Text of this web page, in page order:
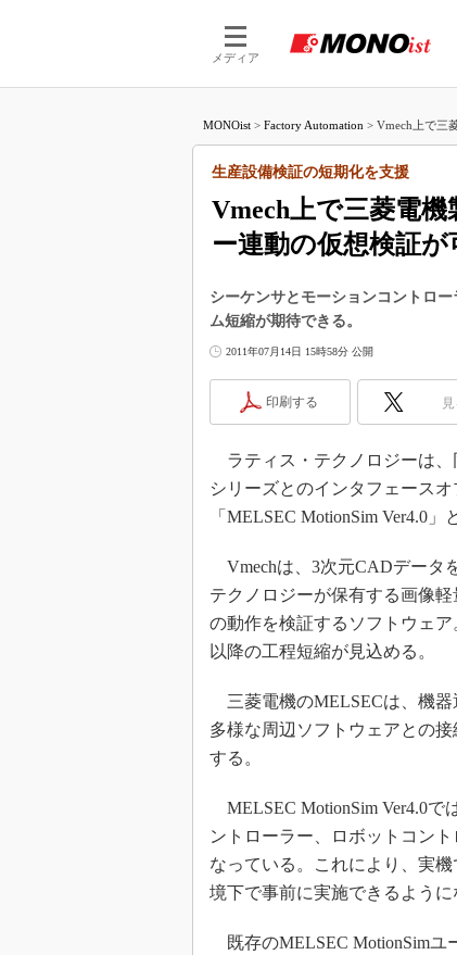
メディア
つながる
つながる
MONOist > Factory Automation > Vmech上で三
Vmech上で三菱電
ー連動の仮想検証が
生産設備検証の短期化を支援
シーケンサとモーションコントロ
ム短縮が期待できる。
2011年07月14日 15時58分 公開
印刷する
ラティス・テクノロジーは、
シリーズとのインタフェース
「MELSEC MotionSim Ver4.0
Vmechは、3次元CADデータ
テクノロジーが保有する画像
の動作を検証するソフトウェ
以降の工程短縮が見込める。
三菱電機のMELSECは、機器
多様な周辺ソフトウェアとの
する。
MELSEC MotionSim Ver4.0で
ントローラー、ロボットコン
なっている。これにより、実
境下で事前に実施できるよう
既存のMELSEC MotionSimユ